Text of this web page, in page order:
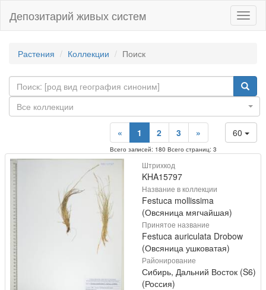
Депозитарий живых систем
Растения Коллекции Поиск
Все коллекции
60
« 1 2 3 »
Всего записей: 180 Всего страниц: 3
Штрихкод
KHA15797
Название в коллекции
Festuca mollissima
(Овсяница мягчайшая)
Принятое название
Festuca auriculata Drobow
(Овсяница ушковатая)
Районирование
Сибирь, Дальний Восток (S6)
(Россия)